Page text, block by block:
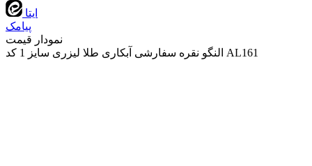
ایتا
پیامک
نمودار قیمت
النگو نقره سفارشی آبکاری طلا لیزری سایز 1 کد AL161